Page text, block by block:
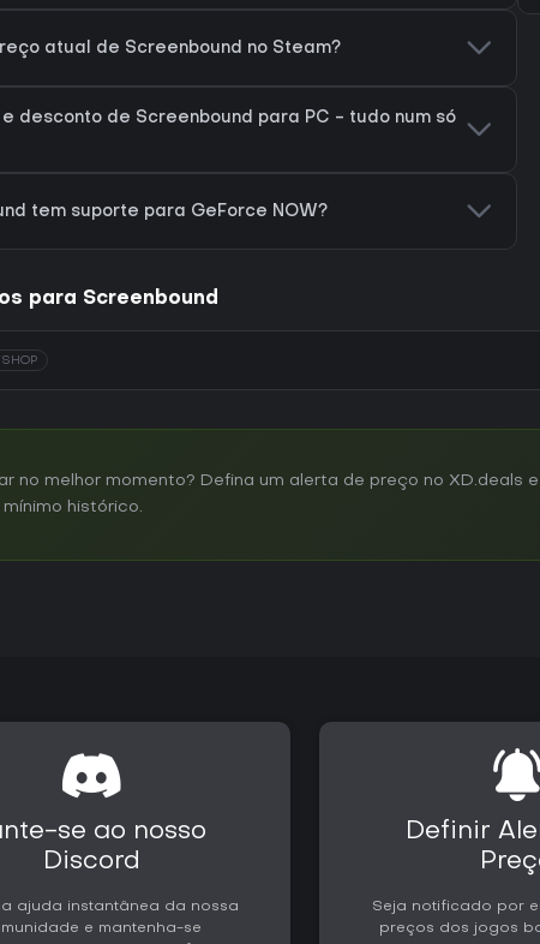
atual de Screenbound no Steam?
e desconto de Screenbound para PC - tudo num só
tem suporte para GeForce NOW?
para Screenbound
no melhor momento? Defina um alerta de preço no XD.deals
histórico.
se ao nosso
Discord
ajuda instantânea da nossa
e mantenha-se
Definir
Seja notificado por
preços dos jogos